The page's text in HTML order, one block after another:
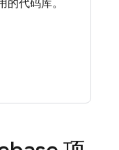
代码库。